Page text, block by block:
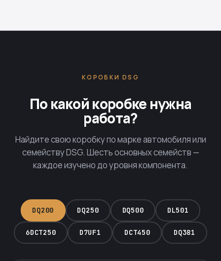
КОРОБКИ DSG
По какой коробке нужна
работа?
Найдите свою коробку по марке автомобиля или
семейству DSG. Шесть основных семейств —
каждое изучено до уровня компонента.
DQ200 DQ250 DQ500 DL501
6DCT250 D7UF1 DCT450 DQ381